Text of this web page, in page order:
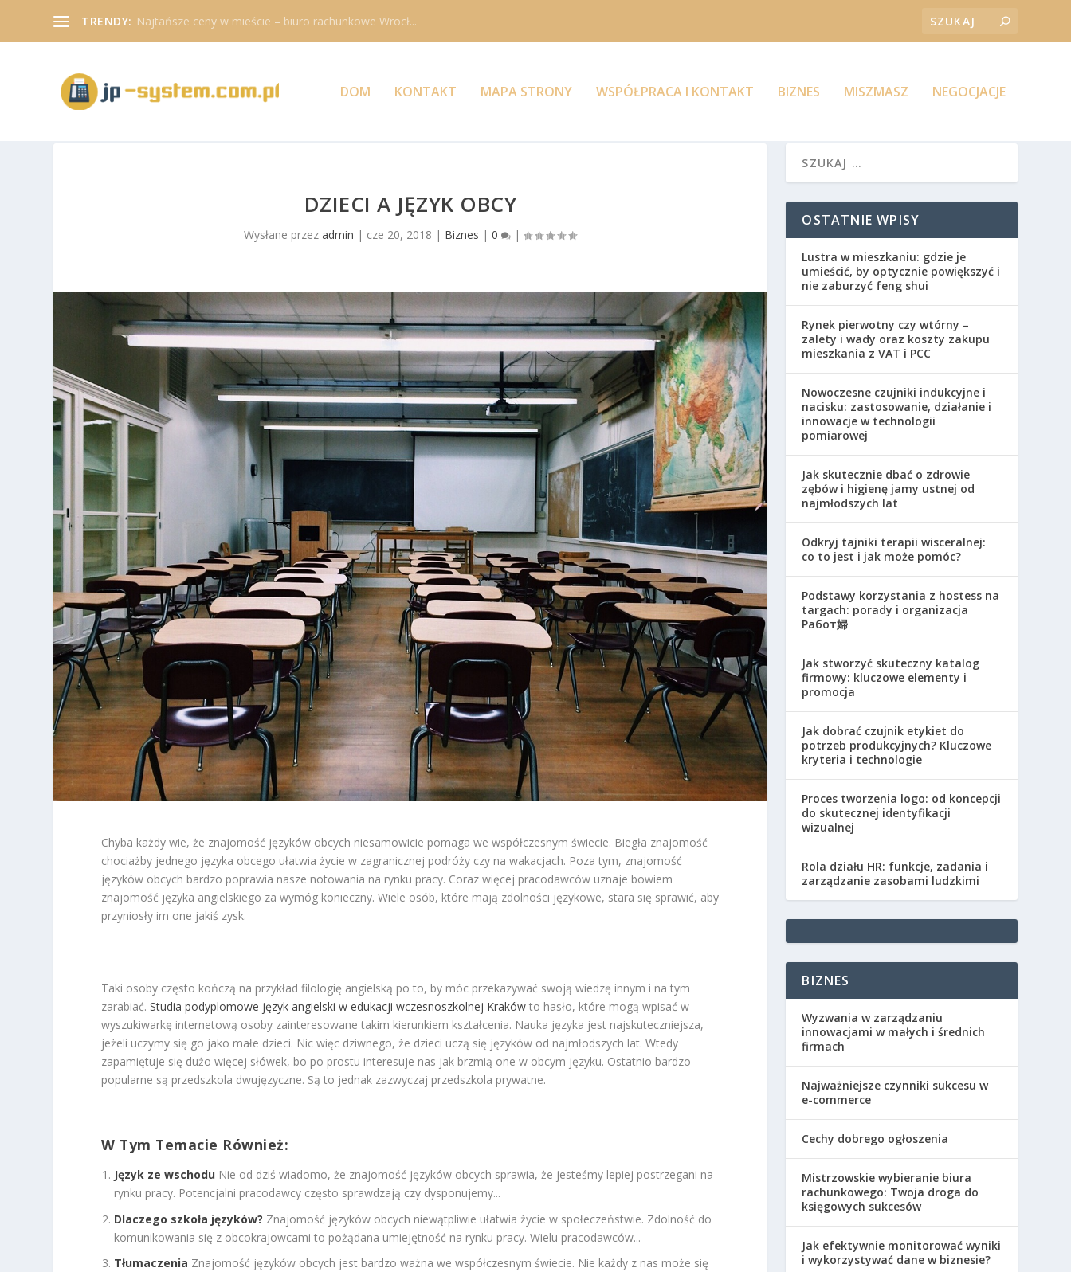
TRENDY: Najtańsze ceny w mieście – biuro rachunkowe Wrocł...
DOM KONTAKT MAPA STRONY WSPÓŁPRACA I KONTAKT BIZNES MISZMASZ NEGOCJACJE
DZIECI A JĘZYK OBCY
Wysłane przezadmin | cze 20, 2018 | Biznes |0 |
Chyba każdy wie, że znajomość języków obcych niesamowicie pomaga we współczesnym świecie. Biegła znajomość
chociażby jednego języka obcego ułatwia życie w zagranicznej podróży czy na wakacjach. Poza tym, znajomość
języków obcych bardzo poprawia nasze notowania na rynku pracy. Coraz więcej pracodawców uznaje bowiem
znajomość języka angielskiego za wymóg konieczny. Wiele osób, które mają zdolności językowe, stara się sprawić, aby
przyniosły im one jakiś zysk.
Taki osoby często kończą na przykład filologię angielską po to, by móc przekazywać swoją wiedzę innym i na tym
zarabiać.Studia podyplomowe język angielski w edukacji wczesnoszkolnej Kraków to hasło, które mogą wpisać w
wyszukiwarkę internetową osoby zainteresowane takim kierunkiem kształcenia. Nauka języka jest najskuteczniejsza,
jeżeli uczymy się go jako małe dzieci. Nic więc dziwnego, że dzieci uczą się języków od najmłodszych lat. Wtedy
zapamiętuje się dużo więcej słówek, bo po prostu interesuje nas jak brzmią one w obcym języku. Ostatnio bardzo
popularne są przedszkola dwujęzyczne. Są to jednak zazwyczaj przedszkola prywatne.
W Tym Temacie Również:
Język ze wschodu Nie od dziś wiadomo, że znajomość języków obcych sprawia, że jesteśmy lepiej postrzegani na
rynku pracy. Potencjalni pracodawcy często sprawdzają czy dysponujemy...
Dlaczego szkoła języków? Znajomość języków obcych niewątpliwie ułatwia życie w społeczeństwie. Zdolność do
komunikowania się z obcokrajowcami to pożądana umiejętność na rynku pracy. Wielu pracodawców...
Tłumaczenia Znajomość języków obcych jest bardzo ważna we współczesnym świecie. Nie każdy z nas może się
OSTATNIE WPISY
Lustra w mieszkaniu: gdzie je
umieścić, by optycznie powiększyć i
nie zaburzyć feng shui
Rynek pierwotny czy wtórny –
zalety i wady oraz koszty zakupu
mieszkania z VAT i PCC
Nowoczesne czujniki indukcyjne i
nacisku: zastosowanie, działanie i
innowacje w technologii
pomiarowej
Jak skutecznie dbać o zdrowie
zębów i higienę jamy ustnej od
najmłodszych lat
Odkryj tajniki terapii wisceralnej:
co to jest i jak może pomóc?
Podstawy korzystania z hostess na
targach: porady i organizacja
Работ婦
Jak stworzyć skuteczny katalog
firmowy: kluczowe elementy i
promocja
Jak dobrać czujnik etykiet do
potrzeb produkcyjnych? Kluczowe
kryteria i technologie
Proces tworzenia logo: od koncepcji
do skutecznej identyfikacji
wizualnej
Rola działu HR: funkcje, zadania i
zarządzanie zasobami ludzkimi
BIZNES
Wyzwania w zarządzaniu
innowacjami w małych i średnich
firmach
Najważniejsze czynniki sukcesu w
e-commerce
Cechy dobrego ogłoszenia
Mistrzowskie wybieranie biura
rachunkowego: Twoja droga do
księgowych sukcesów
Jak efektywnie monitorować wyniki
i wykorzystywać dane w biznesie?